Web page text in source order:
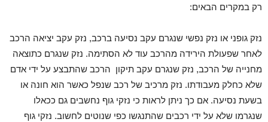
רק במקרים הבאים:
נזק גופני או נזק נפשי שנגרם עקב נסיעה ברכב, נזק עקב יציאה הרכב
לאחר שפעולת הירידה מהרכב עוד לא הסתימה. נזק שנגרם כתוצאה
מחנייה של הרכב, נזק שנגרם עקב תיקון הרכב שהתבצע על ידי אדם
שלא כחלק מעבודתו. נזק מרכיב של רכב שנפל כאשר הוא חונה או
בשעת נסיעה. אם כך ניתן לראות כי נזקי גוף נחשבים גם ככאלו
שנגרמו שלא על ידי רכבים שהתנגשו כפי שנוטים לחשוב. נזקי גוף